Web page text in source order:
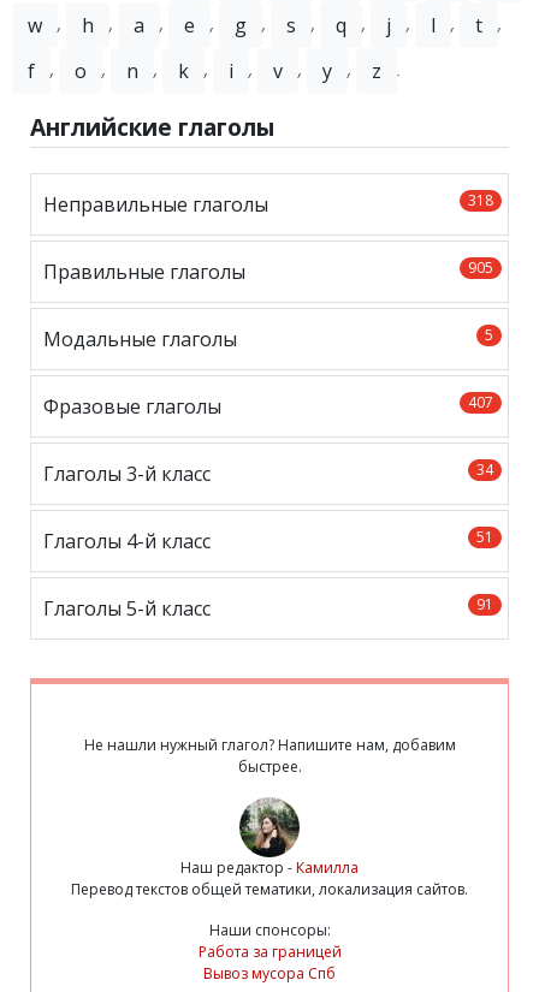
w , h , a , e , g , s , q , j , l , t ,
f , o , n , k , i , v , y , z .
Английские глаголы
318
Неправильные глаголы
905
Правильные глаголы
5
Модальные глаголы
407
Фразовые глаголы
34
Глаголы 3-й класс
51
Глаголы 4-й класс
91
Глаголы 5-й класс
Не нашли нужный глагол? Напишите нам, добавим
быстрее.
Наш редактор -Камилла
Перевод текстов общей тематики, локализация сайтов.
Наши спонсоры:
Работа за границей
Вывоз мусора Спб